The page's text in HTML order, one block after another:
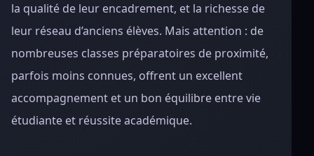
la qualité de leur encadrement, et la richesse de
leur réseau d’anciens élèves. Mais attention : de
nombreuses classes préparatoires de proximité,
parfois moins connues, offrent un excellent
accompagnement et un bon équilibre entre vie
étudiante et réussite académique.